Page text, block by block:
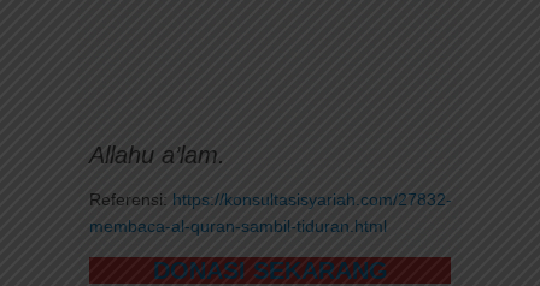
Allahu a’lam.
Referensi: https://konsultasisyariah.com/27832-
membaca-al-quran-sambil-tiduran.html
DONASI SEKARANG